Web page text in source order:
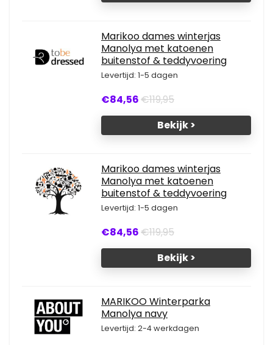
Marikoo dames winterjas
Manolya met katoenen
buitenstof & teddyvoering
Levertijd: 1-5 dagen
€84,56€119,95
Bekijk >
Marikoo dames winterjas
Manolya met katoenen
buitenstof & teddyvoering
Levertijd: 1-5 dagen
€84,56€119,95
Bekijk >
MARIKOO Winterparka
Manolya navy
Levertijd: 2-4 werkdagen